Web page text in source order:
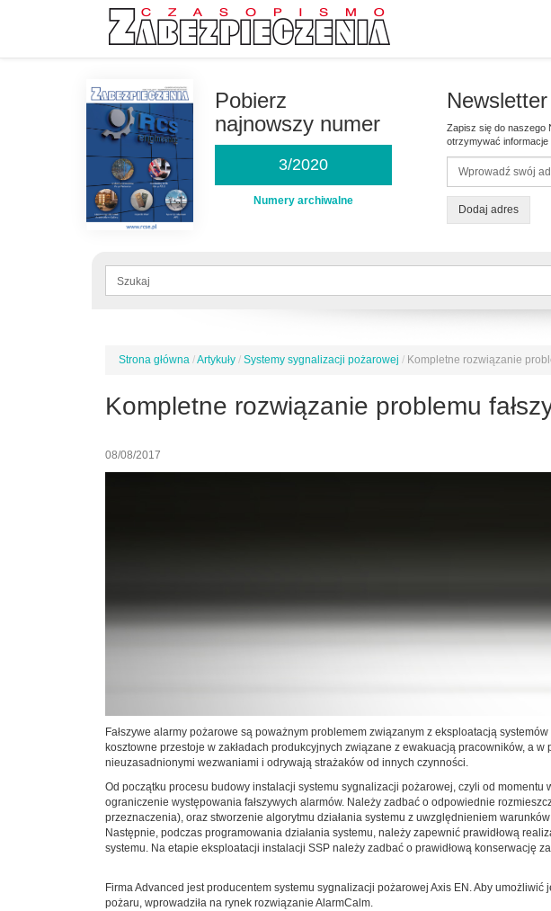
Pobierz
najnowszy numer
3/2020
Numery archiwalne
Newsletter
Zapisz się do naszego
otrzymywać
Dodaj adres
Formularz
Jesteś
Strona główna /Artykuły / Systemy sygnalizacji pożarowej / Kompletne rozwiązanie
Kompletne rozwiązanie problemu
08/08/2017
Fałszywe alarmy pożarowe są poważnym problemem związanym z eksploatacją
kosztowne przestoje w zakładach produkcyjnych związane z ewakuacją pracowników, a
nieuzasadnionymi wezwaniami i odrywają strażaków od innych czynności.
Od początku procesu budowy instalacji systemu sygnalizacji pożarowej, czyli od
ograniczenie występowania fałszywych alarmów. Należy zadbać o odpowiednie
przeznaczenia), oraz stworzenie algorytmu działania systemu z uwzględnieniem
Następnie, podczas programowania działania systemu, należy zapewnić prawidłową
systemu. Na etapie eksploatacji instalacji SSP należy zadbać o prawidłową konserwację
Firma Advanced jest producentem systemu sygnalizacji pożarowej Axis EN. Aby
pożaru, wprowadziła na rynek rozwiązanie AlarmCalm.